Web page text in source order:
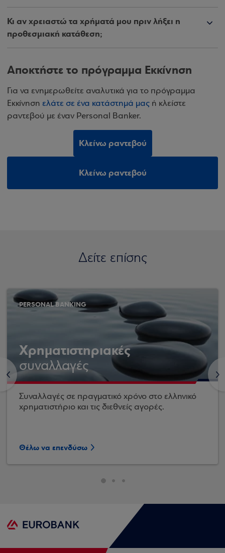
Κι αν χρειαστώ τα χρήματά μου πριν λήξει η
προθεσμιακή κατάθεση;
Αποκτήστε το πρόγραμμα Εκκίνηση
Για να ενημερωθείτε αναλυτικά για το πρόγραμμα
Εκκίνηση ελάτε σε ένα κατάστημά μας ή κλείστε
ραντεβού με έναν Personal Banker.
Κλείνω ραντεβού
Κλείνω ραντεβού
Δείτε επίσης
<
PERSONAL BANKING
Χρηματιστηριακές
συναλλαγές
Συναλλαγές σε πραγματικό χρόνο στο ελληνικό
χρηματιστήριο και τις διεθνείς αγορές.
Θέλω να επενδύσω
>